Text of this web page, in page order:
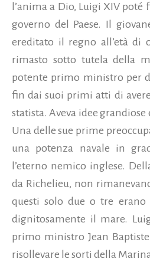
l’anima a Dio, Luigi XIV poté
governo del Paese. Il
ereditato il regno all’età di
rimasto sotto tutela della
potente primo ministro per
fin dai suoi primi atti di
statista. Aveva idee
Una delle sue prime
una potenza navale in
l’eterno nemico inglese.
da Richelieu, non
questi solo due o tre
dignitosamente il mare.
primo ministro Jean
risollevare le sorti della